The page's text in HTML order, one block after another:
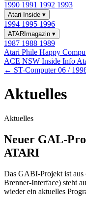
1990 1991 1992 1993
Atari Inside ▾
1994 1995 1996
ATARImagazin ▾
1987 1988 1989
Atari Phile Happy
ACE NSW Inside Info
← ST-Computer 06 /
Aktuelles
Aktuelles
Neuer GAL-
ATARI
Das GABI-Projekt ist
Brenner-Interface) steht
wieder ein aktuelles